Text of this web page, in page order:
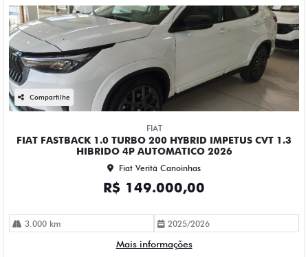
Compartilhe
FIAT
FIAT FASTBACK 1.0 TURBO 200 HYBRID IMPETUS CVT 1.3
HIBRIDO 4P AUTOMATICO 2026
Fiat Verità Canoinhas
R$ 149.000,00
3.000 km 2025/2026
Mais informações